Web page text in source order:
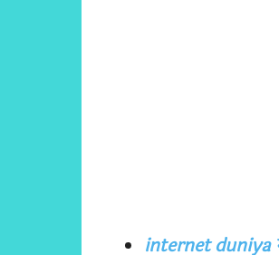
internet duniya